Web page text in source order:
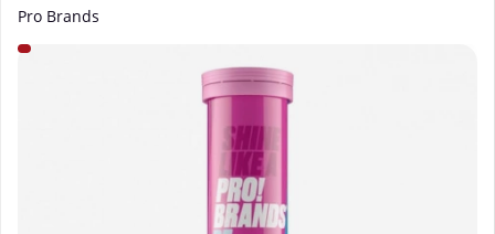
Pro Brands
Tuotekuvat Pro Brands Rehydrate, 20 brustabletter